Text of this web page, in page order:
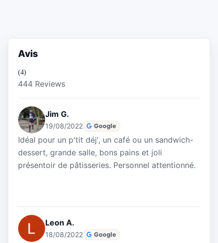
Avis
(4)
444 Reviews
Jim G.
19/08/2022 Google
Idéal pour un p'tit déj', un café ou un sandwich-
dessert, grande salle, bons pains et joli
présentoir de pâtisseries. Personnel attentionné.
Leon A.
18/08/2022 Google